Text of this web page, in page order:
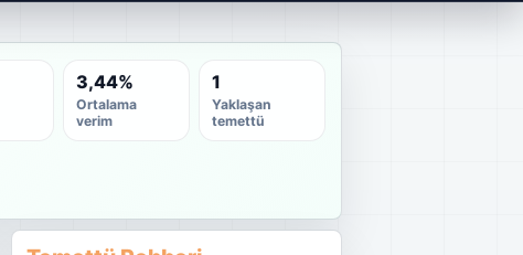
3,44%
Ortalama
verim
1
Yaklaşan
temettü